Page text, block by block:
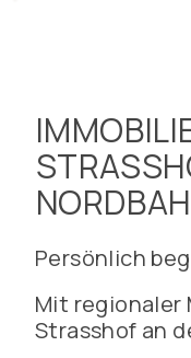
Persönlich
Mit regionaler
Strasshof an